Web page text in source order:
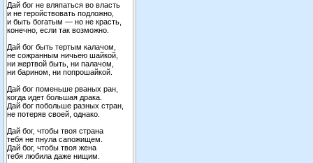
Дай бог не вляпаться во власть
и не геройствовать подложно,
и быть богатым — но не красть,
конечно, если так возможно.
Дай бог быть тертым калачом,
не сожранным ничьею шайкой,
ни жертвой быть, ни палачом,
ни барином, ни попрошайкой.
Дай бог поменьше рваных ран,
когда идет большая драка.
Дай бог побольше разных стран,
не потеряв своей, однако.
Дай бог, чтобы твоя страна
тебя не пнула сапожищем.
Дай бог, чтобы твоя жена
тебя любила даже нищим.